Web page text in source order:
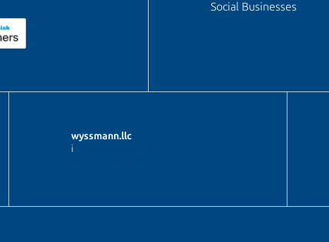
Social Businesses
wyssmann.llc
info@wyssmann.llc